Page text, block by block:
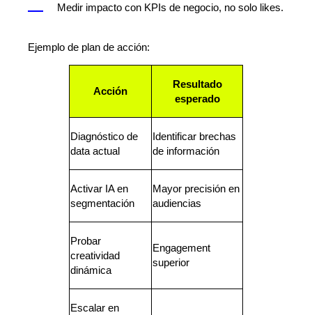
Medir impacto con KPIs de negocio, no solo likes.
Ejemplo de plan de acción:
Acción
Resultado
esperado
Diagnóstico de
data actual
Identificar brechas
de información
Activar IA en
segmentación
Mayor precisión en
audiencias
Probar
creatividad
dinámica
Engagement
superior
Escalar en